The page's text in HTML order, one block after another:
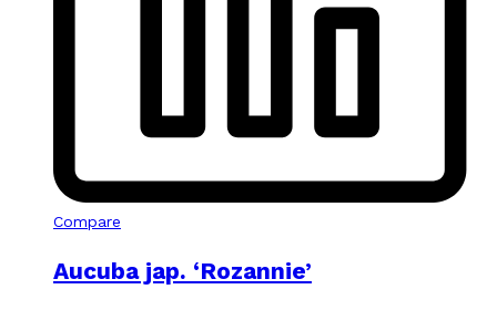
Compare
Aucuba jap. ‘Rozannie’